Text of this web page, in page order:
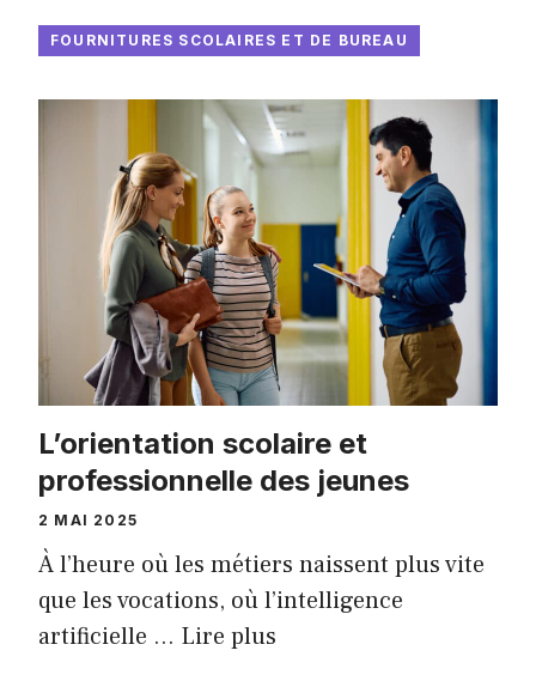
FOURNITURES SCOLAIRES ET DE BUREAU
L’orientation scolaire et
professionnelle des jeunes
2 MAI 2025
À l’heure où les métiers naissent plus vite
que les vocations, où l’intelligence
artificielle … Lire plus